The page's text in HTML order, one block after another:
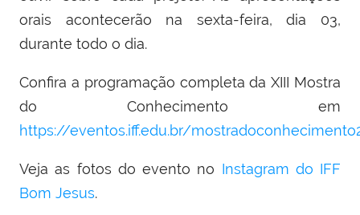
orais acontecerão na sexta-feira, dia 03,
durante todo o dia.
Confira a programação completa da XIII Mostra
do Conhecimento em
https://eventos.iff.edu.br/
Veja as fotos do evento no Instagram do IFF
Bom Jesus.